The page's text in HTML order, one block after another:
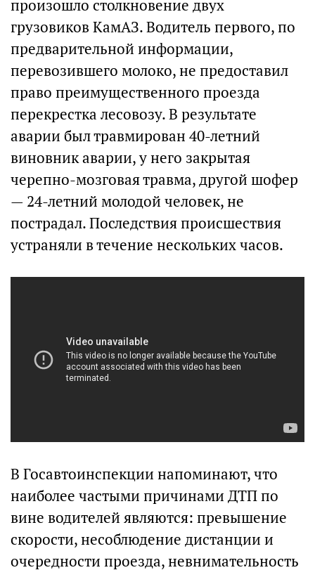
произошло столкновение двух
грузовиков КамАЗ. Водитель первого, по
предварительной информации,
перевозившего молоко, не предоставил
право преимущественного проезда
перекрестка лесовозу. В результате
аварии был травмирован 40-летний
виновник аварии, у него закрытая
черепно-мозговая травма, другой шофер
— 24-летний молодой человек, не
пострадал. Последствия происшествия
устраняли в течение нескольких часов.
В Госавтоинспекции напоминают, что
наиболее частыми причинами ДТП по
вине водителей являются: превышение
скорости, несоблюдение дистанции и
очередности проезда, невнимательность